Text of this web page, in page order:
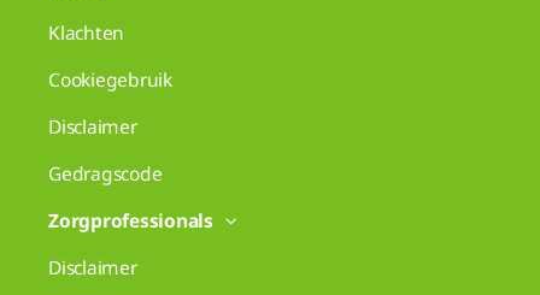
Klachten
Cookiegebruik
Disclaimer
Gedragscode
Zorgprofessionals
Disclaimer